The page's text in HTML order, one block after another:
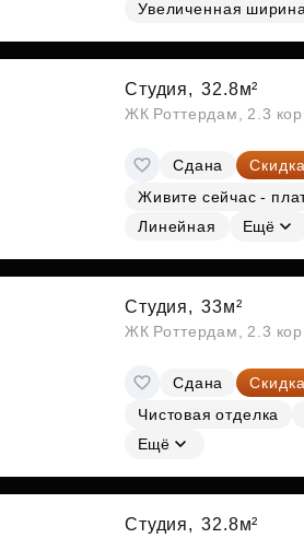
СубсидииУвеличенная
Студия, 32.8м²
ЖК Роттердам, 2.3
Сдана Скидка
Живите сейчас -
Линейная
Ещё
Студия, 33м²
ЖК Роттердам, 2.3
Сдана Скидка
Чистовая отделка
Ещё
Студия, 32.8м²